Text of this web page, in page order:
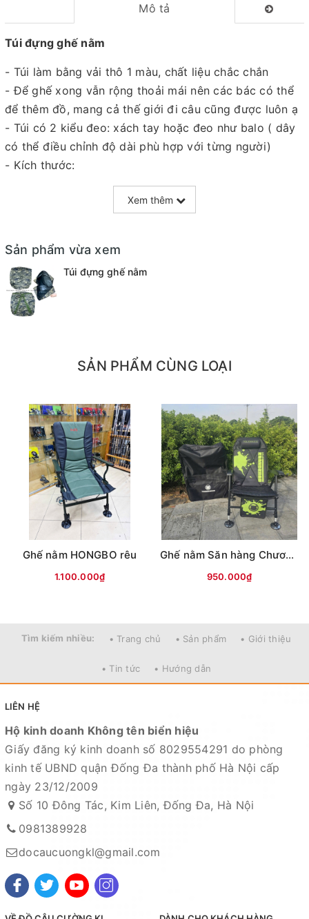
Mô tả
Túi đựng ghế nằm
- Túi làm bằng vải thô 1 màu, chất liệu chắc chắn
- Để ghế xong vẫn rộng thoải mái nên các bác có thể
để thêm đồ, mang cả thế giới đi câu cũng được luôn ạ
- Túi có 2 kiểu đeo: xách tay hoặc đeo như balo ( dây
có thể điều chỉnh độ dài phù hợp với từng người)
- Kích thước:
+ Loại nhỏ: 46cm x 63cm
+ Loại to: 60cm x 64cm
Mọi thắc mắc liên hệ SĐT
: 098.138.9928 - 098.902.9066 - 090.565.6668 -
Xem thêm
Sản phẩm vừa xem
Túi đựng ghế nằm
SẢN PHẨM CÙNG LOẠI
Ghế nằm HONGBO rêu
1.100.000₫
Ghế nằm Săn hàng Chương trâu (không phụ kiện)
950.000₫
Tìm kiếm nhiều: • Trang chủ • Sản phẩm • Giới thiệu
• Tin tức • Hướng dẫn
LIÊN HỆ
Hộ kinh doanh Không tên biển hiệu
Giấy đăng ký kinh doanh số 8029554291 do phòng
kinh tế UBND quận Đống Đa thành phố Hà Nội cấp
ngày 23/12/2009
Số 10 Đông Tác, Kim Liên, Đống Đa, Hà Nội
0981389928
docaucuongkl@gmail.com